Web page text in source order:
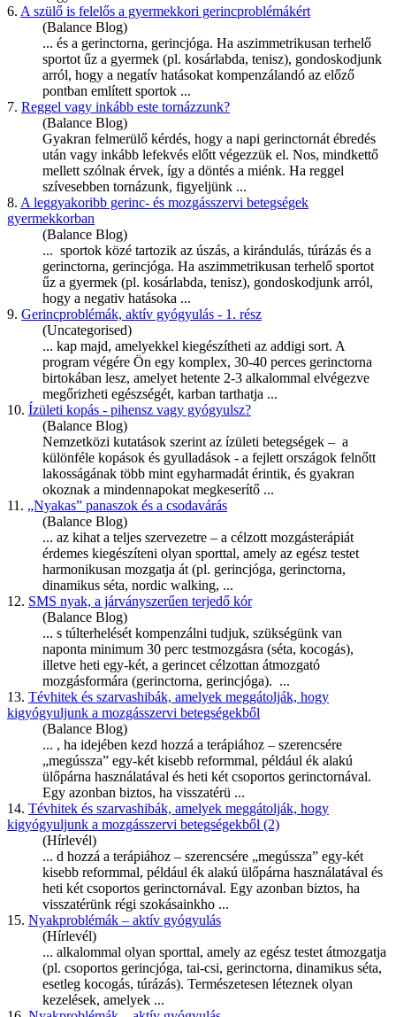
6. A szülő is felelős a gyermekkori gerincproblémákért
(Balance Blog)
... és a gerinctorna, gerincjóga. Ha aszimmetrikusan terhelő
sportot űz a gyermek (pl. kosárlabda, tenisz), gondoskodjunk
arról, hogy a negatív hatásokat kompenzálandó az előző
pontban említett sportok ...
7. Reggel vagy inkább este tornázzunk?
(Balance Blog)
Gyakran felmerülő kérdés, hogy a napi gerinctornát ébredés
után vagy inkább lefekvés előtt végezzük el. Nos, mindkettő
mellett szólnak érvek, így a döntés a miénk. Ha reggel
szívesebben tornázunk, figyeljünk ...
8. A leggyakoribb gerinc- és mozgásszervi betegségek
gyermekkorban
(Balance Blog)
... sportok közé tartozik az úszás, a kirándulás, túrázás és a
gerinctorna, gerincjóga. Ha aszimmetrikusan terhelő sportot
űz a gyermek (pl. kosárlabda, tenisz), gondoskodjunk arról,
hogy a negativ hatásoka ...
9. Gerincproblémák, aktív gyógyulás - 1. rész
(Uncategorised)
... kap majd, amelyekkel kiegészítheti az addigi sort. A
program végére Ön egy komplex, 30-40 perces gerinctorna
birtokában lesz, amelyet hetente 2-3 alkalommal elvégezve
megőrizheti egészségét, karban tarthatja ...
10. Ízületi kopás - pihensz vagy gyógyulsz?
(Balance Blog)
Nemzetközi kutatások szerint az ízületi betegségek – a
különféle kopások és gyulladások - a fejlett országok felnőtt
lakosságának több mint egyharmadát érintik, és gyakran
okoznak a mindennapokat megkeserítő ...
11. „Nyakas” panaszok és a csodavárás
(Balance Blog)
... az kihat a teljes szervezetre – a célzott mozgásterápiát
érdemes kiegészíteni olyan sporttal, amely az egész testet
harmonikusan mozgatja át (pl. gerincjóga, gerinctorna,
dinamikus séta, nordic walking, ...
12. SMS nyak, a járványszerűen terjedő kór
(Balance Blog)
... s túlterhelését kompenzálni tudjuk, szükségünk van
naponta minimum 30 perc testmozgásra (séta, kocogás),
illetve heti egy-két, a gerincet célzottan átmozgató
mozgásformára (gerinctorna, gerincjóga). ...
13. Tévhitek és szarvashibák, amelyek meggátolják, hogy
kigyógyuljunk a mozgásszervi betegségekből
(Balance Blog)
... , ha idejében kezd hozzá a terápiához – szerencsére
„megússza” egy-két kisebb reformmal, például ék alakú
ülőpárna használatával és heti két csoportos gerinctornával.
Egy azonban biztos, ha visszatérü ...
14. Tévhitek és szarvashibák, amelyek meggátolják, hogy
kigyógyuljunk a mozgásszervi betegségekből (2)
(Hírlevél)
... d hozzá a terápiához – szerencsére „megússza” egy-két
kisebb reformmal, például ék alakú ülőpárna használatával és
heti két csoportos gerinctornával. Egy azonban biztos, ha
visszatérünk régi szokásainkho ...
15. Nyakproblémák – aktív gyógyulás
(Hírlevél)
... alkalommal olyan sporttal, amely az egész testet átmozgatja
(pl. csoportos gerincjóga, tai-csi, gerinctorna, dinamikus séta,
esetleg kocogás, túrázás). Természetesen léteznek olyan
kezelések, amelyek ...